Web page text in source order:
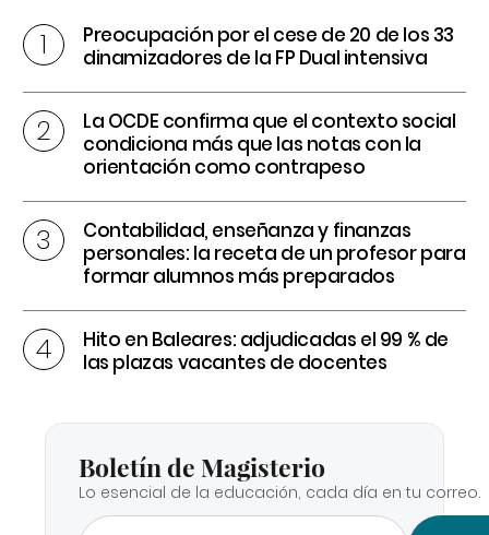
Preocupación por el cese de 20 de los 33
dinamizadores de la FP Dual intensiva
La OCDE confirma que el contexto social
condiciona más que las notas con la
orientación como contrapeso
Contabilidad, enseñanza y finanzas
personales: la receta de un profesor para
formar alumnos más preparados
Hito en Baleares: adjudicadas el 99 % de
las plazas vacantes de docentes
Boletín de Magisterio
Lo esencial de la educación, cada día en tu correo.